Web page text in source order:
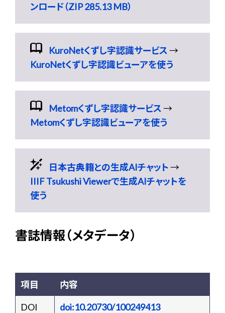
ンロード（ZIP 285.13 MB）
KuroNetくずし字認識サービス→
KuroNetくずし字認識ビューアを使う
Metomくずし字認識サービス→
Metomくずし字認識ビューアを使う
日本古典籍との生成AIチャット→
IIIF Tsukushi Viewerで生成AIチャットを
使う
書誌情報（メタデータ）
項目 内容
DOI
doi:10.20730/100249413